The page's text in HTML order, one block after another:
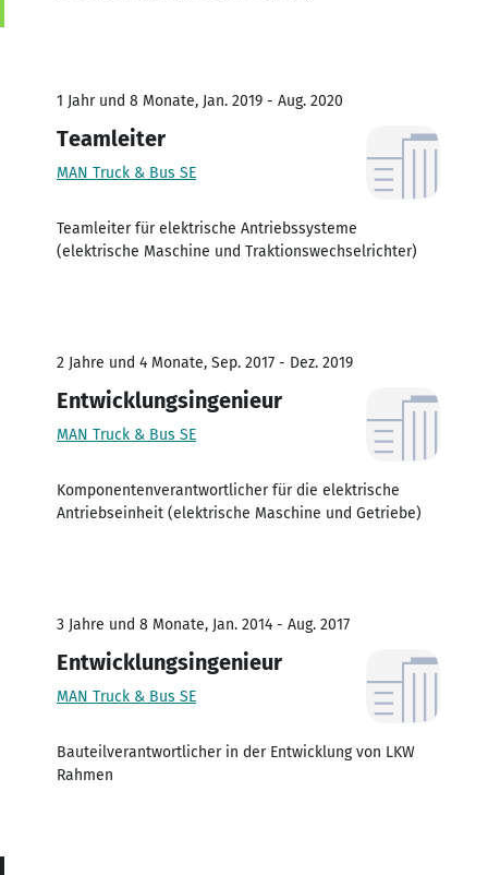
1 Jahr und 8 Monate, Jan. 2019 - Aug. 2020
Teamleiter
MAN Truck & Bus SE
Teamleiter für elektrische Antriebssysteme
(elektrische Maschine und Traktionswechselrichter)
2 Jahre und 4 Monate, Sep. 2017 - Dez. 2019
Entwicklungsingenieur
MAN Truck & Bus SE
Komponentenverantwortlicher für die elektrische
Antriebseinheit (elektrische Maschine und Getriebe)
3 Jahre und 8 Monate, Jan. 2014 - Aug. 2017
Entwicklungsingenieur
MAN Truck & Bus SE
Bauteilverantwortlicher in der Entwicklung von LKW
Rahmen